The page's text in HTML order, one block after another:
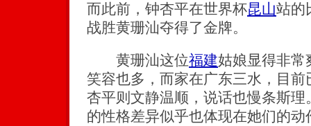
而此前，钟杏平在世界杯昆山站的
战胜黄珊汕夺得了金牌。
黄珊汕这位福建姑娘显得非常
笑容也多，而家在广东三水，目前
杏平则文静温顺，说话也慢条斯
的性格差异似乎也体现在她们的